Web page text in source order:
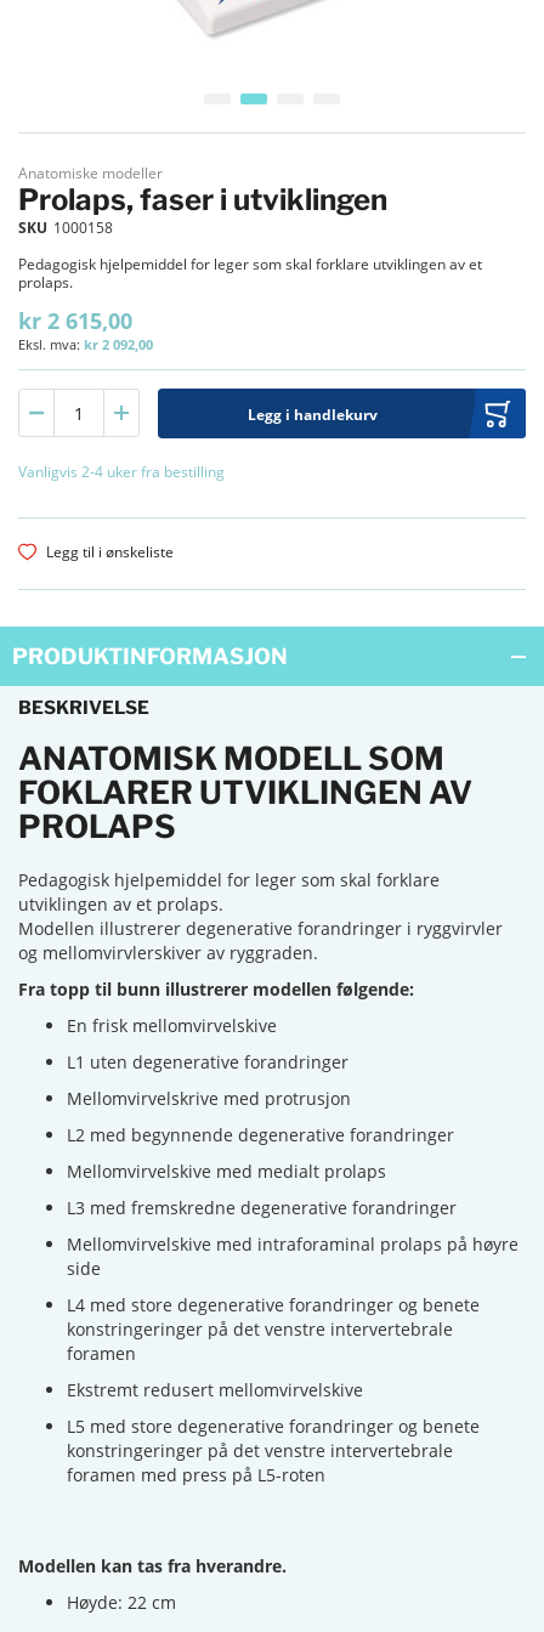
Gå til begynnelsen av bildegalleri
Anatomiske modeller
Prolaps, faser i utviklingen
SKU 1000158
Pedagogisk hjelpemiddel for leger som skal forklare utviklingen av et
prolaps.
kr 2 615,00
kr 2 092,00
Legg i handlekurv
Vanligvis 2-4 uker fra bestilling
Legg til i ønskeliste
PRODUKTINFORMASJON
BESKRIVELSE
ANATOMISK MODELL SOM
FOKLARER UTVIKLINGEN AV
PROLAPS
Pedagogisk hjelpemiddel for leger som skal forklare
utviklingen av et prolaps.
Modellen illustrerer degenerative forandringer i ryggvirvler
og mellomvirvlerskiver av ryggraden.
Fra topp til bunn illustrerer modellen følgende:
En frisk mellomvirvelskive
L1 uten degenerative forandringer
Mellomvirvelskrive med protrusjon
L2 med begynnende degenerative forandringer
Mellomvirvelskive med medialt prolaps
L3 med fremskredne degenerative forandringer
Mellomvirvelskive med intraforaminal prolaps på høyre
side
L4 med store degenerative forandringer og benete
konstringeringer på det venstre intervertebrale
foramen
Ekstremt redusert mellomvirvelskive
L5 med store degenerative forandringer og benete
konstringeringer på det venstre intervertebrale
foramen med press på L5-roten
Modellen kan tas fra hverandre.
Høyde: 22 cm